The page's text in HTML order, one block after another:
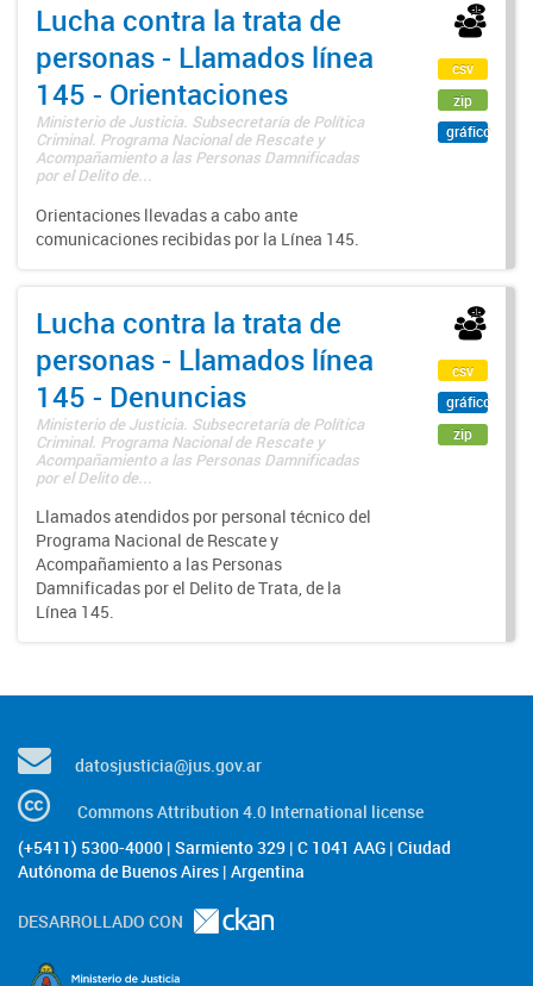
Lucha contra la trata de
personas - Llamados línea
145 - Orientaciones
Ministerio de Justicia. Subsecretaría de Política
Criminal. Programa Nacional de Rescate y
Acompañamiento a las Personas Damnificadas
por el Delito de...
Orientaciones llevadas a cabo ante
comunicaciones recibidas por la Línea 145.
csv
zip
gráfico
Lucha contra la trata de
personas - Llamados línea
145 - Denuncias
Ministerio de Justicia. Subsecretaría de Política
Criminal. Programa Nacional de Rescate y
Acompañamiento a las Personas Damnificadas
por el Delito de...
Llamados atendidos por personal técnico del
Programa Nacional de Rescate y
Acompañamiento a las Personas
Damnificadas por el Delito de Trata, de la
Línea 145.
csv
gráfico
zip
datosjusticia@jus.gov.ar
Commons Attribution 4.0 International license
(+5411) 5300-4000 | Sarmiento 329 | C 1041 AAG | Ciudad
Autónoma de Buenos Aires | Argentina
DESARROLLADO CON